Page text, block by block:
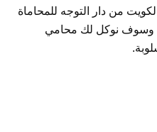
من دار التوجه للمحاماة
من خلال الاتصال على 94959511 وسوف نوكل لك محامي